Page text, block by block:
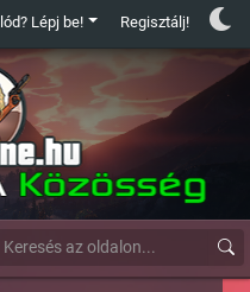
Lépj be! Regisztálj!